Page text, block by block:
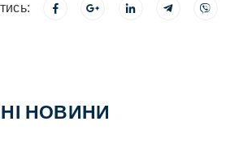
НОВИНИ